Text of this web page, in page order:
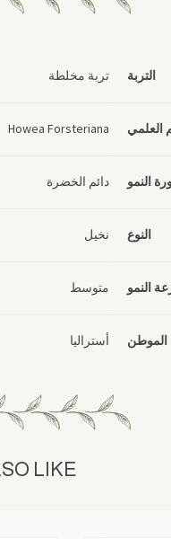
التربة تربة مخلطة
العلمي Howea Forsteriana
النمو دائم الخضرة
النوع نخيل
النمو متوسط
الموطن أستراليا
LIKE